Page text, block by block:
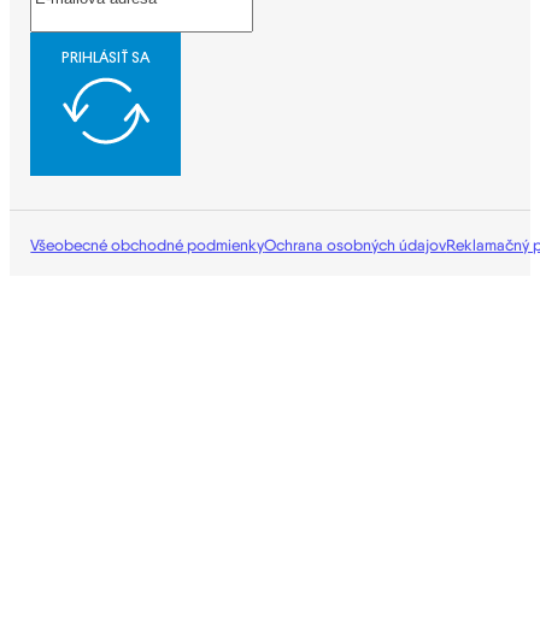
PRIHLÁSIŤ SA
Všeobecné obchodné podmienkyOchrana osobných údajovReklamačný